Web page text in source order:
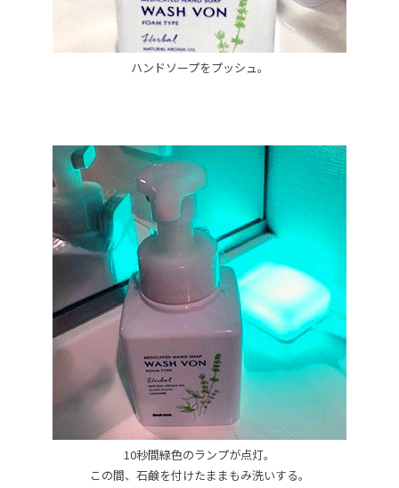
ハンドソープをプッシュ。
10秒間緑色のランプが点灯。
この間、石鹸を付けたままもみ洗いする。